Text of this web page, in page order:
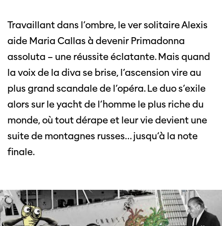
Travaillant dans l’ombre, le ver solitaire Alexis
aide Maria Callas à devenir Primadonna
assoluta – une réussite éclatante. Mais quand
la voix de la diva se brise, l’ascension vire au
plus grand scandale de l’opéra. Le duo s’exile
alors sur le yacht de l’homme le plus riche du
monde, où tout dérape et leur vie devient une
suite de montagnes russes… jusqu’à la note
finale.